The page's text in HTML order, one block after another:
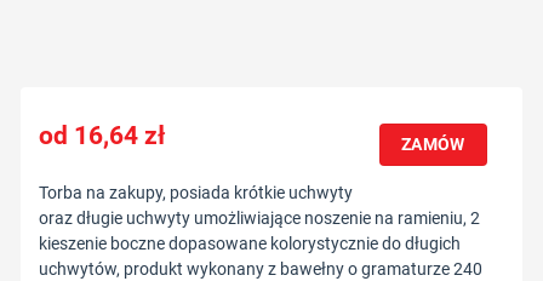
16,64zł ZAMÓW
Torba na zakupy, posiada krótkie uchwyty
oraz długie uchwyty umożliwiające noszenie na ramieniu, 2
kieszenie boczne dopasowane kolorystycznie do długich
uchwytów, produkt wykonany z bawełny o gramaturze 240